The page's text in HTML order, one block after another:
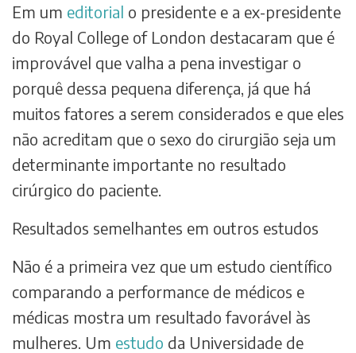
Em um editorial o presidente e a ex-presidente
do Royal College of London destacaram que é
improvável que valha a pena investigar o
porquê dessa pequena diferença, já que há
muitos fatores a serem considerados e que eles
não acreditam que o sexo do cirurgião seja um
determinante importante no resultado
cirúrgico do paciente.
Resultados semelhantes em outros estudos
Não é a primeira vez que um estudo científico
comparando a performance de médicos e
médicas mostra um resultado favorável às
mulheres. Um estudo da Universidade de